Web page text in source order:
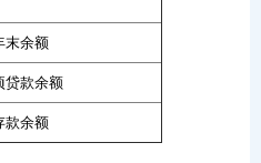
末余额
贷款余额
款余额